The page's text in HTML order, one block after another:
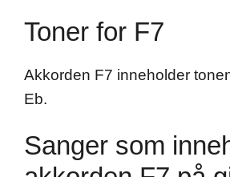
Toner for F7
Akkorden F7 inneholder
Eb.
Sanger som